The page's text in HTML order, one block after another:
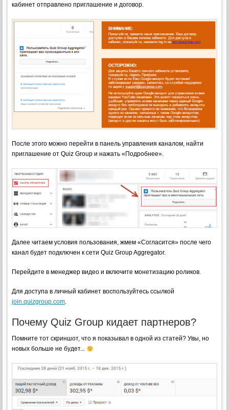
кабинет отправлено приглашение и договор.
После этого можно перейти в панель управления каналом, найти
приглашение от Quiz Group и нажать «Подробнее».
Далее читаем условия пользования, жмем «Согласится» после чего
канал будет подключен к сети Quiz Group Aggregator.
Перейдите в менеджер видео и включите монетизацию роликов.
Для доступа в личный кабинет воспользуйтесь ссылкой
join.quizgroup.com.
Почему Quiz Group кидает партнеров?
Помните тот скриншот, что я показывал в одной из статей? Увы, но
новых больше не будет...